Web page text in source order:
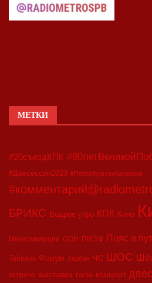
МЕТКИ
#20съездКПК
#Двесессии2023 #Петербургскийдневник
БРИКС Бодрое утро КПК Кино
Минкоммерции ООН ПМЭФ Пояс и
Тайвань Форум Харбин ЧС ШОС
встреча выставка гала-концерт